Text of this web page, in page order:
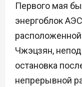
Первого мая
энергоблок
Чжэцзян,
остановка
непрерывной